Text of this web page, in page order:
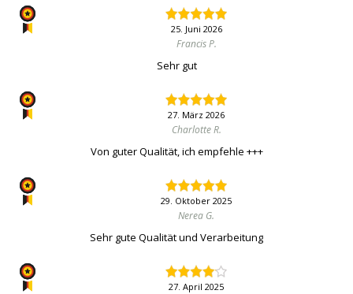
25. Juni 2026
Francis P.
Sehr gut
27. März 2026
Charlotte R.
Von guter Qualität, ich empfehle +++
29. Oktober 2025
Nerea G.
Sehr gute Qualität und Verarbeitung
27. April 2025